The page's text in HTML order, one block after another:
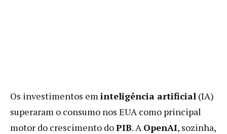
Os investimentos eminteligência artificial (IA)
superaram o consumo nos EUA como principal
motor do crescimento doPIB. AOpenAI, sozinha,